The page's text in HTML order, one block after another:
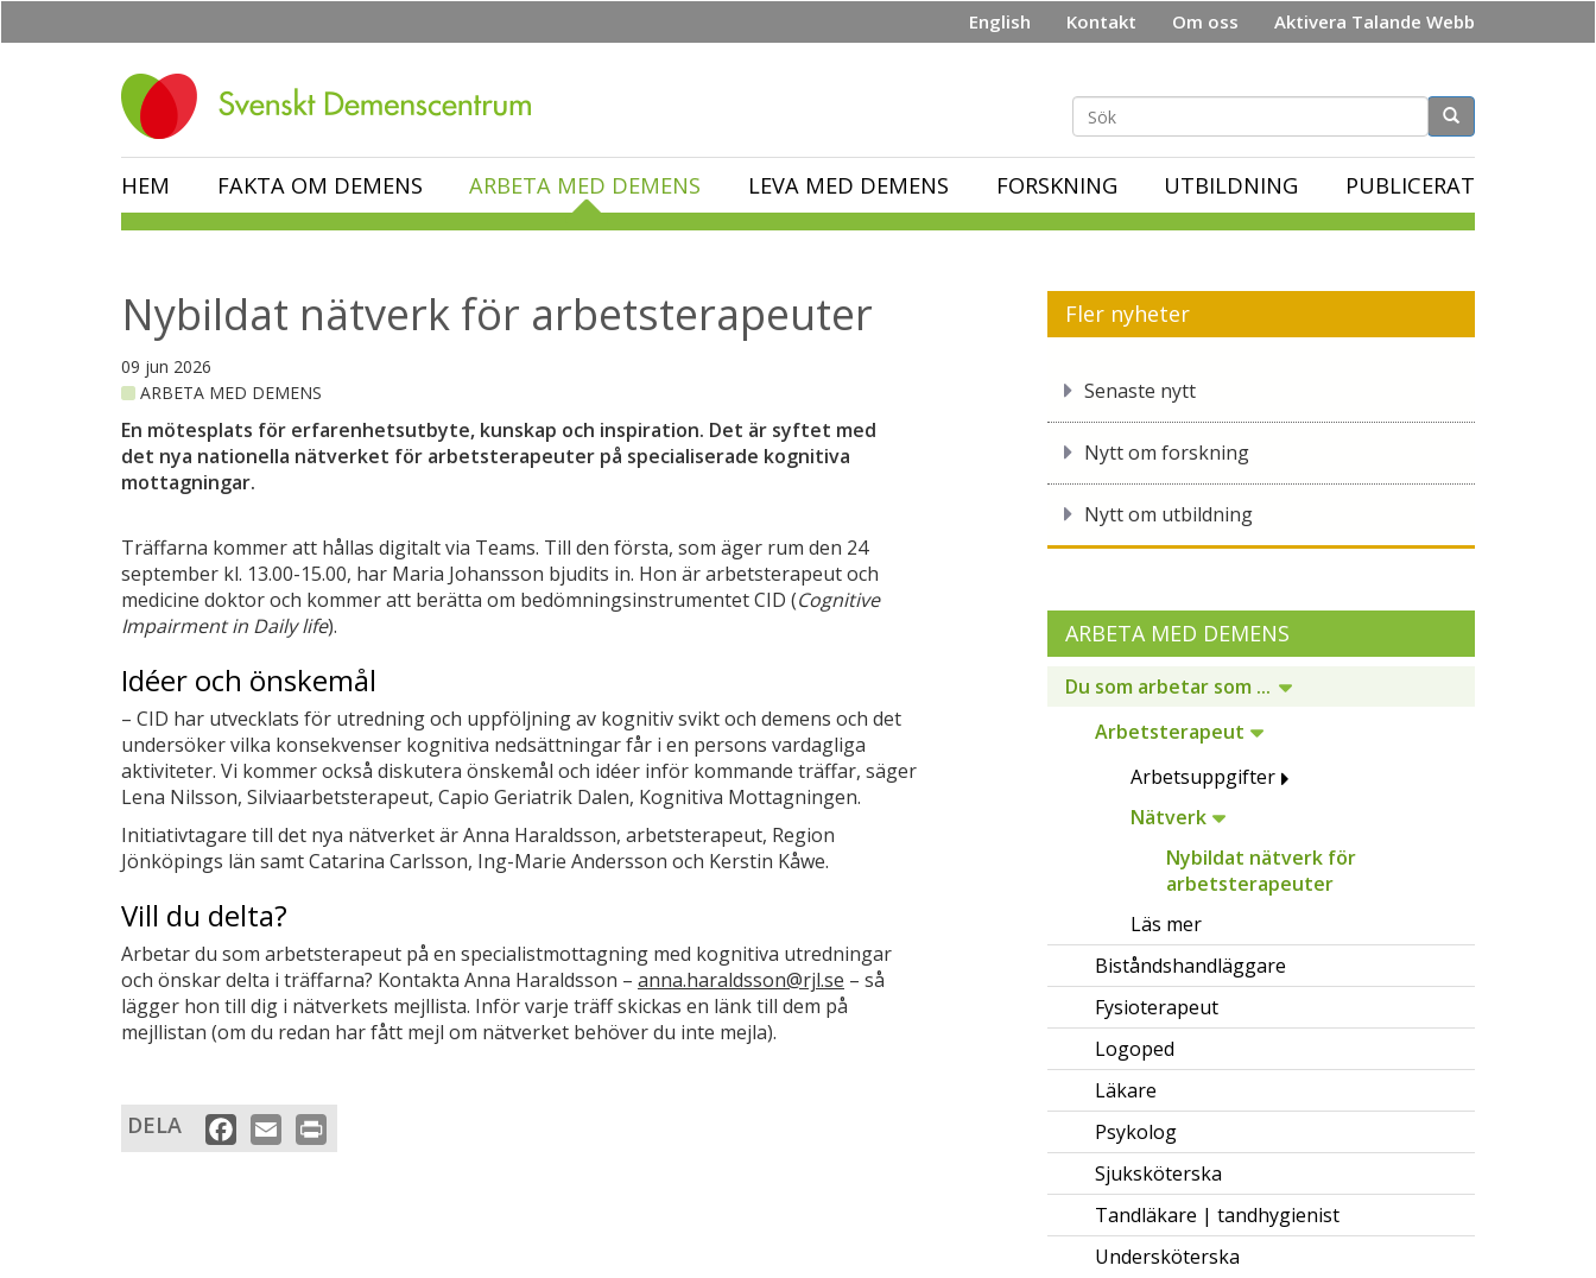
English Kontakt Om oss Aktivera Talande Webb
Sökformulär
HEM FAKTA OM DEMENS ARBETA MED DEMENS LEVA MED DEMENS FORSKNING UTBILDNING PUBLICERAT
Nybildat nätverk för arbetsterapeuter
09 jun 2026
ARBETA MED DEMENS
En mötesplats för erfarenhetsutbyte, kunskap och inspiration. Det är syftet med
det nya nationella nätverket för arbetsterapeuter på specialiserade kognitiva
mottagningar.
Träffarna kommer att hållas digitalt via Teams. Till den första, som äger rum den 24
september kl. 13.00-15.00, har Maria Johansson bjudits in. Hon är arbetsterapeut och
medicine doktor och kommer att berätta om bedömningsinstrumentet CID (Cognitive
Impairment in Daily life).
Idéer och önskemål
– CID har utvecklats för utredning och uppföljning av kognitiv svikt och demens och det
undersöker vilka konsekvenser kognitiva nedsättningar får i en persons vardagliga
aktiviteter. Vi kommer också diskutera önskemål och idéer inför kommande träffar, säger
Lena Nilsson, Silviaarbetsterapeut, Capio Geriatrik Dalen, Kognitiva Mottagningen.
Initiativtagare till det nya nätverket är Anna Haraldsson, arbetsterapeut, Region
Jönköpings län samt Catarina Carlsson, Ing-Marie Andersson och Kerstin Kåwe.
Vill du delta?
Arbetar du som arbetsterapeut på en specialistmottagning med kognitiva utredningar
och önskar delta i träffarna? Kontakta Anna Haraldsson – anna.haraldsson@rjl.se – så
lägger hon till dig i nätverkets mejllista. Inför varje träff skickas en länk till dem på
mejllistan (om du redan har fått mejl om nätverket behöver du inte mejla).
DELA Facebook
Email
Fler nyheter
Senaste nytt
Nytt om forskning
Nytt om utbildning
ARBETA MED DEMENS
Du som arbetar som ...
Arbetsterapeut
Arbetsuppgifter
Nätverk
Nybildat nätverk för
arbetsterapeuter
Läs mer
Biståndshandläggare
Fysioterapeut
Logoped
Läkare
Psykolog
Sjuksköterska
Tandläkare | tandhygienist
Undersköterska